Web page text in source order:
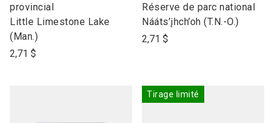
open
product
name
provincial
Little Limestone Lake
(Man.)
2,71 $
open
product
name
Réserve de parc national
Nááts’įhch’oh (T.N.-O.)
2,71 $
Tirage limité